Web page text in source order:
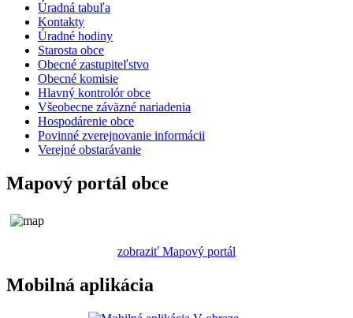
Úradná tabuľa
Kontakty
Úradné hodiny
Starosta obce
Obecné zastupiteľstvo
Obecné komisie
Hlavný kontrolór obce
Všeobecne záväzné nariadenia
Hospodárenie obce
Povinné zverejnovanie informácii
Verejné obstarávanie
Mapový portál obce
zobraziť Mapový portál
Mobilná aplikácia